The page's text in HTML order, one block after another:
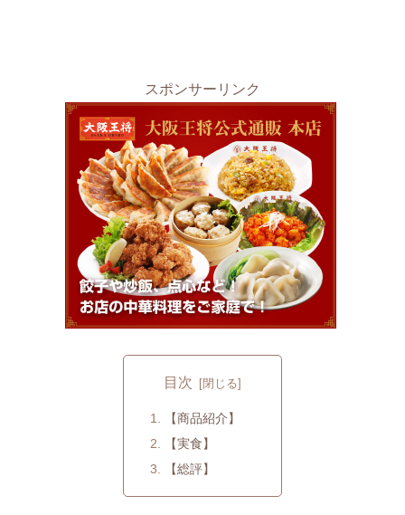
スポンサーリンク
目次
【商品紹介】
【実食】
【総評】